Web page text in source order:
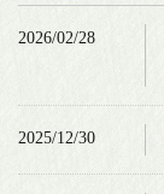
2026/02/28
2025/12/30